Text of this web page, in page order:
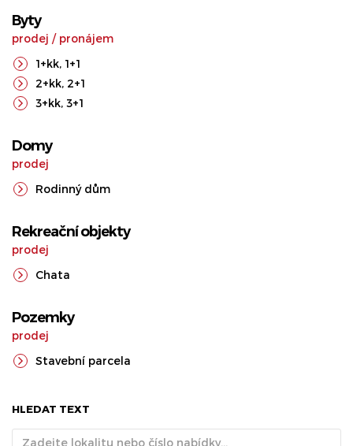
Byty
prodej / pronájem
1+kk, 1+1
2+kk, 2+1
3+kk, 3+1
Domy
prodej
Rodinný dům
Rekreační objekty
prodej
Chata
Pozemky
prodej
Stavební parcela
HLEDAT TEXT